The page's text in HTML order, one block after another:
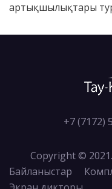
артықшылықтары
+7 (7172)
Copyright ©
Байланыстар